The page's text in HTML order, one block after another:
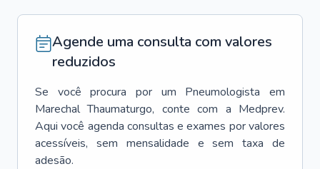
Agende uma consulta com valores
reduzidos
Se você procura por um Pneumologista
em
Marechal Thaumaturgo, conte com a Medprev.
Aqui você agenda consultas e exames por valores
acessíveis, sem mensalidade e sem taxa de
adesão.